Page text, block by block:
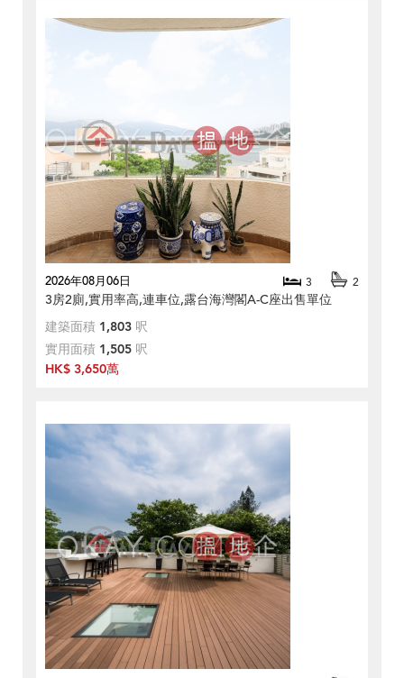
2026年08月06日 3 2
3房2廁,實用率高,連車位,露台海灣閣A-C座出售單位
建築面積 1,803 呎
實用面積 1,505 呎
HK$ 3,650萬